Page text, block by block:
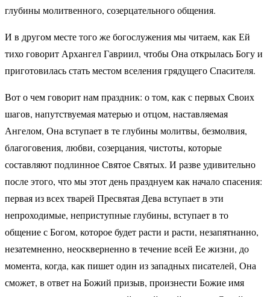
глубины молитвенного, созерцательного общения.
И в другом месте того же богослужения мы читаем, как Ей
тихо говорит Архангел Гавриил, чтобы Она открылась Богу и
приготовилась стать местом вселения грядущего Спасителя.
Вот о чем говорит нам праздник: о том, как с первых Своих
шагов, напутствуемая матерью и отцом, наставляемая
Ангелом, Она вступает в те глубины молитвы, безмолвия,
благоговения, любви, созерцания, чистоты, которые
составляют подлинное Святое Святых. И разве удивительно
после этого, что мы этот день празднуем как начало спасения:
первая из всех тварей Пресвятая Дева вступает в эти
непроходимые, неприступные глубины, вступает в то
общение с Богом, которое будет расти и расти, незапятнанно,
незатемненно, неоскверненно в течение всей Ее жизни, до
момента, когда, как пишет один из западных писателей, Она
сможет, в ответ на Божий призыв, произнести Божие имя